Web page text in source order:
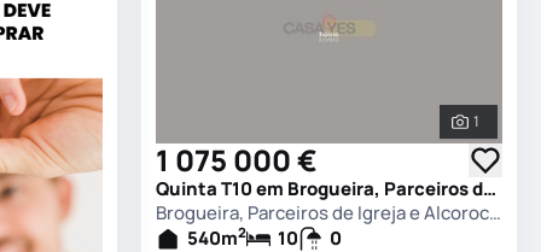
Ver
1
1 075 000 €
Quinta T10 em Brogueira, Parceiros de Igreja e Alcorochel, Torres Novas
Brogueira, Parceiros de Igreja e Alcorochel, Torres Novas
540m2 10
0